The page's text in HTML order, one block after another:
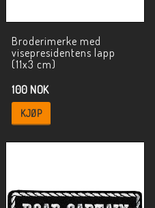
Broderimerke med
visepresidentens lapp
(11x3 cm)
100 NOK
KJØP